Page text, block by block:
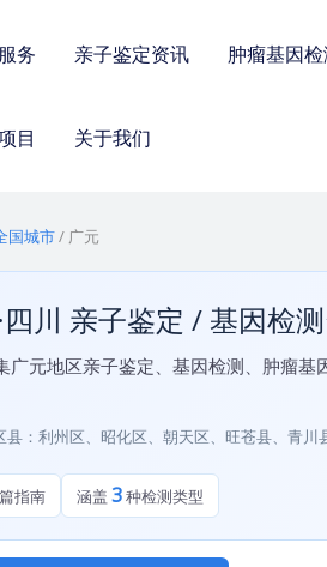
务 亲子鉴定资讯 肿瘤基因
目 关于我们
国城市/ 广元
四川 亲子鉴定 / 基因检
广元地区亲子鉴定、基因检测、肿瘤
县：利州区、昭化区、朝天区、旺苍县、青川
篇指南 涵盖 3种检测类型